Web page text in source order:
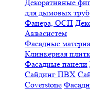
Декоративные
для дымовых труб
Фанера, ОСП
Аквасистем
Фасадные
Клинкерная
Фасадные панели
Сайдинг ПВХ
Coverstone